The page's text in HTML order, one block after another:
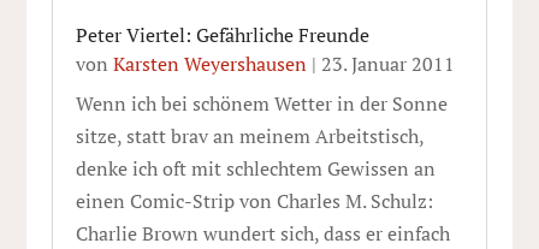
Peter Viertel: Gefährliche Freunde
von Karsten Weyershausen | 23. Januar 2011
Wenn ich bei schönem Wetter in der Sonne
sitze, statt brav an meinem Arbeitstisch,
denke ich oft mit schlechtem Gewissen an
einen Comic-Strip von Charles M. Schulz:
Charlie Brown wundert sich, dass er einfach